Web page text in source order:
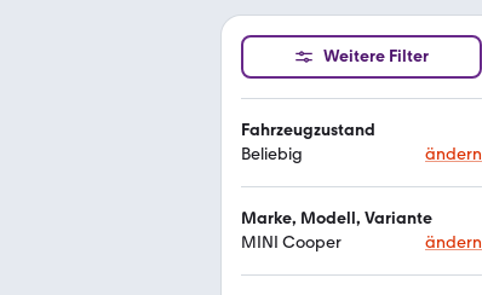
Weitere Filter
Fahrzeugzustand
Beliebig
ändern
Marke, Modell, Variante
MINI Cooper
ändern